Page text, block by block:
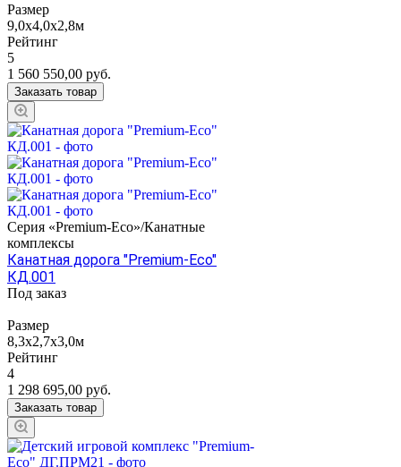
Размер
9,0х4,0х2,8м
Рейтинг
5
1 560 550,00 руб.
Заказать товар
Серия «Premium-Eco»/Канатные
комплексы
Канатная дорога "Premium-Eco"
КД.001
Под заказ
Размер
8,3х2,7х3,0м
Рейтинг
4
1 298 695,00 руб.
Заказать товар